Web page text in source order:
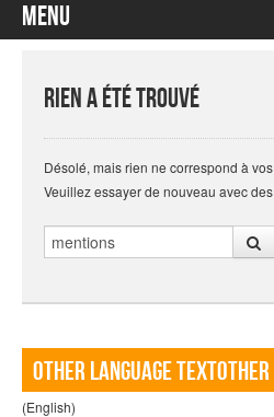
Menu
Rien a été trouvé
Désolé, mais rien ne correspond à
Veuillez essayer de nouveau avec
Rechercher
Other language
(English)